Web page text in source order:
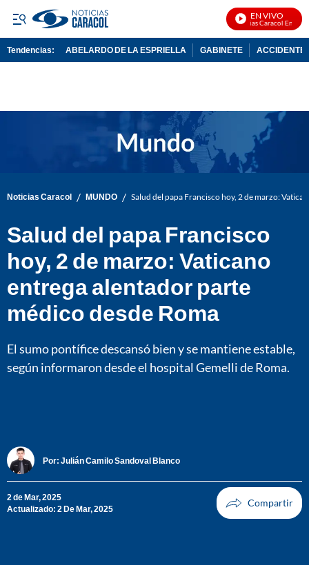
EN VIVO
Noticias Caracol En Vivo
Tendencias: ABELARDO DE LA ESPRIELLA GABINETE ACCIDENTE
Noticias Caracol / MUNDO / Salud del papa Francisco hoy, 2 de marzo:
Salud del papa Francisco
hoy, 2 de marzo: Vaticano
entrega alentador parte
médico desde Roma
El sumo pontífice descansó bien y se mantiene estable,
según informaron desde el hospital Gemelli de Roma.
Por: Julián Camilo Sandoval Blanco
2 de Mar, 2025
Actualizado: 2 De Mar, 2025